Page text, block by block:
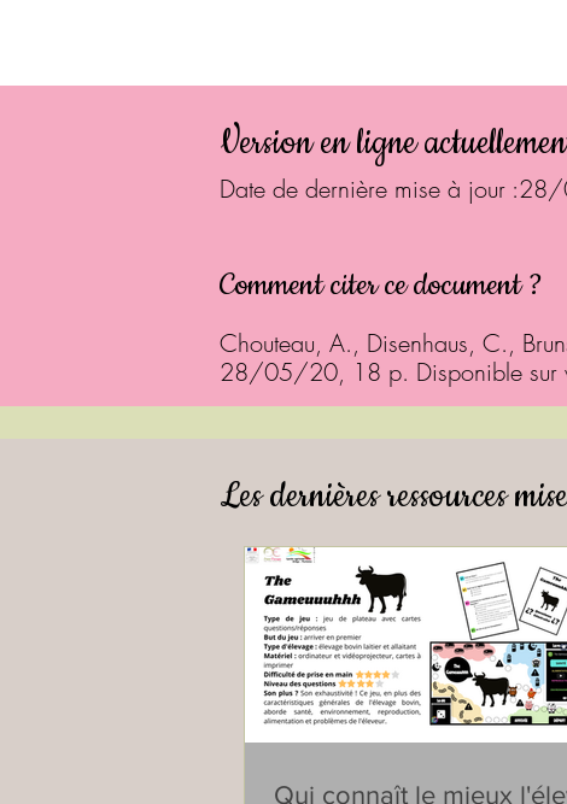
Version en ligne
Date de dernière mise à jour
Comment citer ce document ?
Chouteau, A., Disenhaus, C.,
28/05/20, 18 p. Disponible sur
Les dernières ressources
Qui connaît le mieux